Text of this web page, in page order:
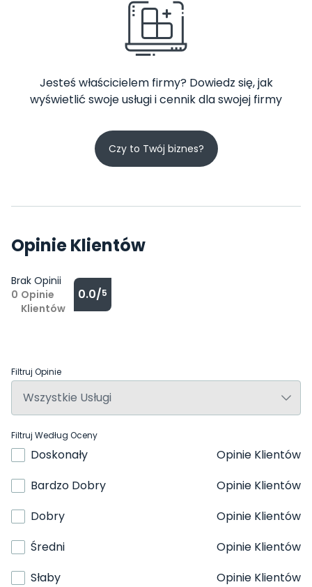
Jesteś właścicielem firmy? Dowiedz się, jak
wyświetlić swoje usługi i cennik dla swojej firmy
Czy to Twój biznes?
Opinie Klientów
Brak Opinii
0 Opinie
Klientów
0.0/5
Filtruj Opinie
Filtruj Według Oceny
Doskonały
Opinie Klientów
Bardzo Dobry
Opinie Klientów
Dobry
Opinie Klientów
Średni
Opinie Klientów
Słaby
Opinie Klientów